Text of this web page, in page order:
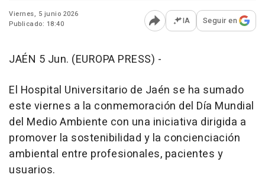
Viernes, 5 junio 2026
Publicado: 18:40
Abrir opciones para
IA Seguir en
JAÉN 5 Jun. (EUROPA PRESS) -
El Hospital Universitario de Jaén se ha sumado
este viernes a la conmemoración del Día Mundial
del Medio Ambiente con una iniciativa dirigida a
promover la sostenibilidad y la concienciación
ambiental entre profesionales, pacientes y
usuarios.